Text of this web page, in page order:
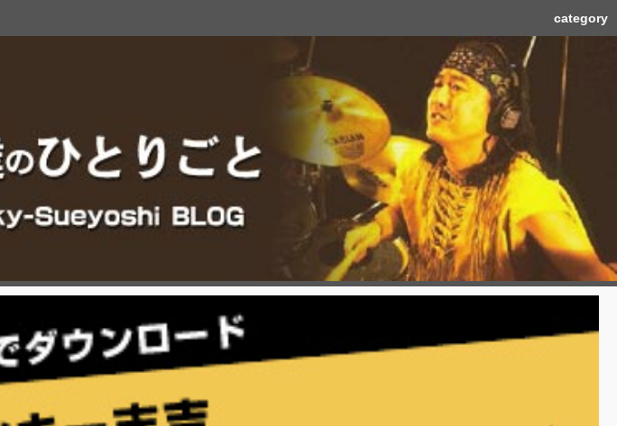
category